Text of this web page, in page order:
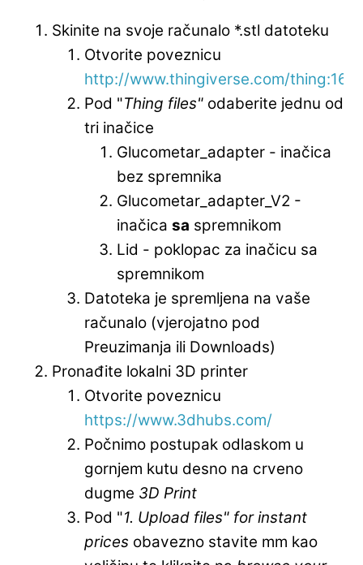
Skinite na svoje računalo *.stl datoteku
Otvorite poveznicu
http://www.thingiverse.com/
Pod "Thing files" odaberite jednu od
tri inačice
Glucometar_adapter - inačica
bez spremnika
Glucometar_adapter_V2 -
inačica sa spremnikom
Lid - poklopac za inačicu sa
spremnikom
Datoteka je spremljena na vaše
računalo (vjerojatno pod
Preuzimanja ili Downloads)
Pronađite lokalni 3D printer
Otvorite poveznicu
https://www.3dhubs.com/
Počnimo postupak odlaskom u
gornjem kutu desno na crveno
dugme 3D Print
Pod "1. Upload files" for instant
prices obavezno stavite mm kao